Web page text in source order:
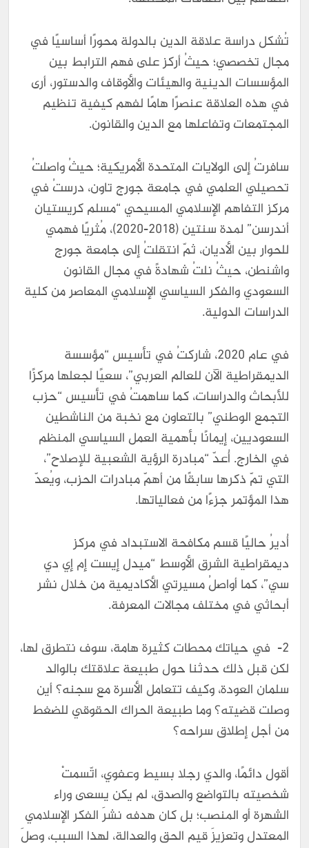
تُشكل دراسة علاقة الدين بالدولة محورًا أساسيًا في
مجال تخصصي؛ حيثُ أركز على فهم الترابط بين
المؤسسات الدينية والهيئات والأوقاف والدستور، أرى
في هذه العلاقة عنصرًا هامًا لفهم كيفية تنظيم
المجتمعات وتفاعلها مع الدين والقانون.
سافرتُ إلى الولايات المتحدة الأمريكية؛ حيثُ واصلتُ
تحصيلي العلمي في جامعة جورج تاون، درستُ في
مركز التفاهم الإسلامي المسيحي “مسلم كريستيان
أندرسن” لمدة سنتين (2018-2020)، مُثريًا فهمي
للحوار بين الأديان، ثمّ انتقلتُ إلى جامعة جورج
واشنطن، حيثُ نلتُ شهادةً في مجال القانون
السعودي والفكر السياسي الإسلامي المعاصر من كلية
الدراسات الدولية.
في عام 2020، شاركتُ في تأسيس “مؤسسة
الديمقراطية الآن للعالم العربي”، سعيًا لجعلها مركزًا
للأبحاث والدراسات، كما ساهمتُ في تأسيس “حزب
التجمع الوطني” بالتعاون مع نخبة من الناشطين
السعوديين، إيمانًا بأهمية العمل السياسي المنظم
في الخارج. أُعدّ “مبادرة الرؤية الشعبية للإصلاح”،
التي تمّ ذكرها سابقًا من أهمّ مبادرات الحزب، ويُعدّ
هذا المؤتمر جزءًا من فعالياتها.
أُديرُ حاليًا قسم مكافحة الاستبداد في مركز
ديمقراطية الشرق الأوسط “ميدل إيست إم إي دي
سي”، كما أواصلُ مسيرتي الأكاديمية من خلال نشر
أبحاثي في مختلف مجالات المعرفة.
2- في حياتك محطات كثيرة هامة، سوف نتطرق لها،
لكن قبل ذلك حدثنا حول طبيعة علاقتك بالوالد
سلمان العودة، وكيف تتعامل الأسرة مع سجنه؟ أين
وصلت قضيته؟ وما طبيعة الحراك الحقوقي للضغط
من أجل إطلاق سراحه؟
أقول دائمًا، والدي رجلا بسيط وعفوي، اتّسمتْ
شخصيته بالتواضع والصدق، لم يكن يسعى وراء
الشهرة أو المنصب؛ بل كان هدفه نشرَ الفكر الإسلامي
المعتدل وتعزيزَ قيم الحق والعدالة، لهذا السبب، وصلَ